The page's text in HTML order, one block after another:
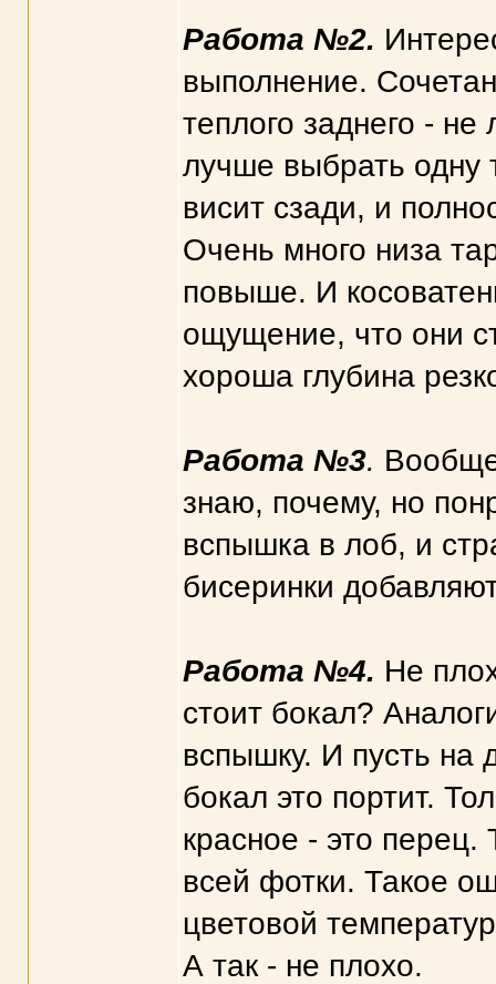
Работа №2.
выполнение.
теплого заднего -
лучше выбрать одну
висит сзади, и
Очень много низа
повыше. И
ощущение, что они
хороша глубина
Работа №3.
знаю, почему, но
вспышка в лоб, и
бисеринки
Работа №4. Не
стоит бокал?
вспышку. И пусть на
бокал это портит.
красное - это
всей фотки. Такое
цветовой
А так - не плохо.